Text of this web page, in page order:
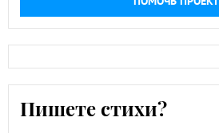
Пишете стихи?